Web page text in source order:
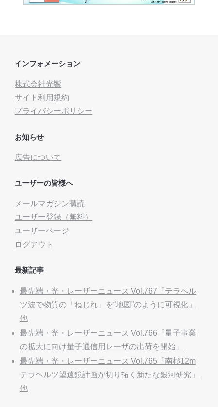
インフォメーション
株式会社光響
サイト利用規約
プライバシーポリシー
お知らせ
広告について
ユーザーの皆様へ
メールマガジン購読
ユーザー登録（無料）
ユーザーページ
ログアウト
最新記事
最先端・光・レーザーニュース Vol.767「テラヘル
ツ波で物質の「ねじれ」を“地図”のように可視化」
他
最先端・光・レーザーニュース Vol.766「量子事業
の拡大に向け量子通信用レーザの出荷を開始」
最先端・光・レーザーニュース Vol.765「南極12m
テラヘルツ望遠鏡計画が切り拓く新たな銀河研究」
他